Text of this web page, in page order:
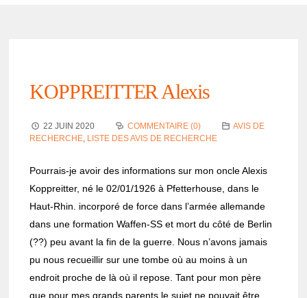
KOPPREITTER Alexis
22 JUIN 2020 COMMENTAIRE (0)
AVIS DE
RECHERCHE, LISTE DES AVIS DE RECHERCHE
Pour­rais-je avoir des infor­ma­tions sur mon oncle Alexis
Koppreit­ter, né le 02/01/1926 à Pfet­te­rhouse, dans le
Haut-Rhin. incor­poré de force dans l’ar­mée alle­mande
dans une forma­tion Waffen-SS et mort du côté de Berlin
(??) peu avant la fin de la guerre. Nous n’avons jamais
pu nous recueillir sur une tombe où au moins à un
endroit proche de là où il repose. Tant pour mon père
que pour mes grands parents le sujet ne pouvait être